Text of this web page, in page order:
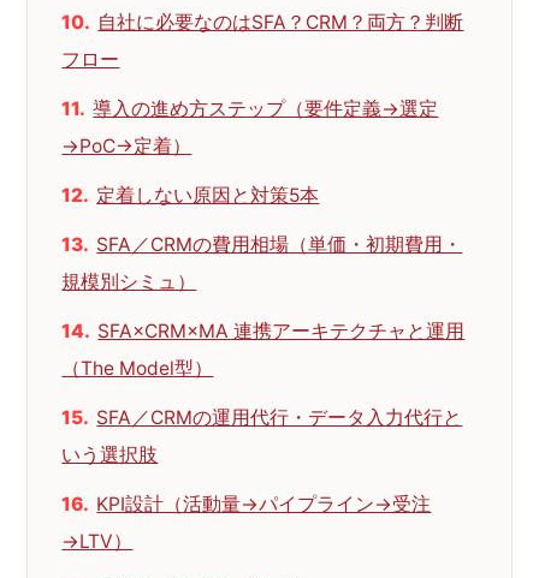
自社に必要なのはSFA？CRM？両方？判断
フロー
導入の進め方ステップ（要件定義→選定
→PoC→定着）
定着しない原因と対策5本
SFA／CRMの費用相場（単価・初期費用・
規模別シミュ）
SFA×CRM×MA 連携アーキテクチャと運用
（The Model型）
SFA／CRMの運用代行・データ入力代行と
いう選択肢
KPI設計（活動量→パイプライン→受注
→LTV）